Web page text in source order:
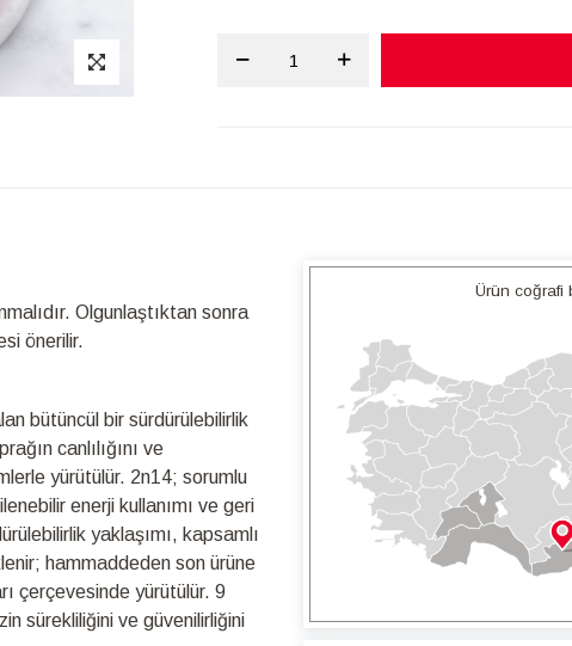
Ürün coğrafi
Olgunlaştıktan sonra
önerilir.
bütüncül bir sürdürülebilirlik
canlılığını ve
yürütülür. 2n14; sorumlu
enerji kullanımı ve geri
yaklaşımı, kapsamlı
hammaddeden son ürüne
çerçevesinde yürütülür. 9
sürekliliğini ve güvenilirliğini